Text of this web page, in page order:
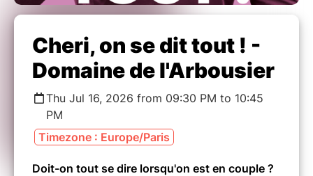
Cheri, on se dit tout ! -
Domaine de l'Arbousier
Thu Jul 16, 2026 from 09:30 PM to 10:45
PM
Timezone : Europe/Paris
Doit-on tout se dire lorsqu'on est en couple ?